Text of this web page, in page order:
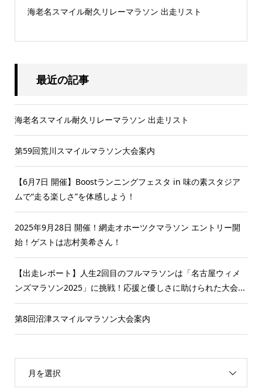
第59回荒川スマイルマラソン大会案内
最近の記事
海老名スマイル耐久リレーマラソン 出走リスト
第59回荒川スマイルマラソン大会案内
【6月7日 開催】Boostランニングフェスタ in 味の素スタジア
ムで“走る楽しさ”を体感しよう！
2025年9月28日 開催！網走オホーツクマラソン エントリー開
始！ゲストは志村美希さん！
【出走レポート】人生2回目のフルマラソンは「名古屋ウィメ
ンズマラソン2025」に挑戦！応援と優しさに助けられた大会...
第8回沼津スマイルマラソン大会案内
月を選択